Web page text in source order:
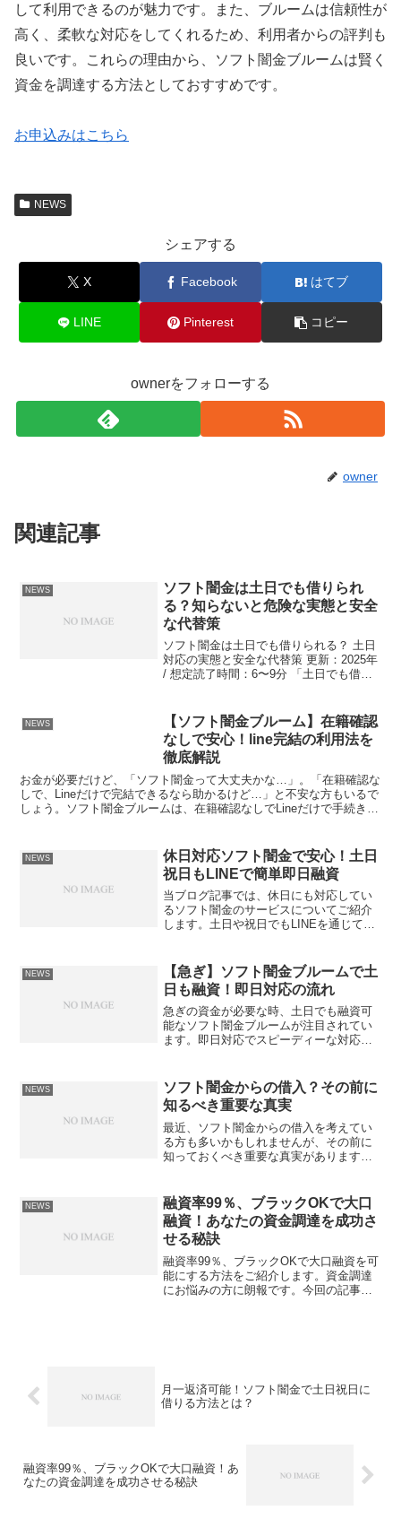
して利用できるのが魅力です。また、ブルームは信頼性が
高く、柔軟な対応をしてくれるため、利用者からの評判も
良いです。これらの理由から、ソフト闇金ブルームは賢く
資金を調達する方法としておすすめです。
お申込みはこちら
NEWS
シェアする
X Facebook はてブ
LINE Pinterest コピー
ownerをフォローする
owner
関連記事
NEWS
ソフト闇金は土日でも借りられ
る？知らないと危険な実態と安全
な代替策
ソフト闇金は土日でも借りられる？ 土日
対応の実態と安全な代替策 更新：2025年
/ 想定読了時間：6〜9分 「土日でも借り
すが、実は重大なリスクがあります。本
記...
NEWS
【ソフト闇金ブルーム】在籍確認
なしで安心！line完結の利用法を
徹底解説
お金が必要だけど、「ソフト闇金って大丈夫かな…」。「在籍確認な
しで、Lineだけで完結できるなら助かるけど…」と不安な方もいるで
しょう。ソフト闇金ブルームは、在籍確認なしでLineだけで手続きが
NEWS
休日対応ソフト闇金で安心！土日
祝日もLINEで簡単即日融資
当ブログ記事では、休日にも対応してい
るソフト闇金のサービスについてご紹介
します。土日や祝日でもLINEを通じて簡
調達にも安心して対応することができま
す。是非、この便利な...
NEWS
【急ぎ】ソフト闇金ブルームで土
日も融資！即日対応の流れ
急ぎの資金が必要な時、土日でも融資可
能なソフト闇金ブルームが注目されてい
ます。即日対応でスピーディーな対応が
み方法、審査のポイントなど、詳細を解
説します。お金に関する悩...
NEWS
ソフト闇金からの借入？その前に
知るべき重要な真実
最近、ソフト闇金からの借入を考えてい
る方も多いかもしれませんが、その前に
知っておくべき重要な真実があります。
ラブルを避けるために必要です。闇金と
の取引は簡単に借り入れが...
NEWS
融資率99％、ブラックOKで大口
融資！あなたの資金調達を成功さ
せる秘訣
融資率99％、ブラックOKで大口融資を可
能にする方法をご紹介します。資金調達
にお悩みの方に朗報です。今回の記事で
月一返済可能！ソフト闇金で土日祝日に
借りる方法とは？
融資率99％、ブラックOKで大口融資！あ
なたの資金調達を成功させる秘訣